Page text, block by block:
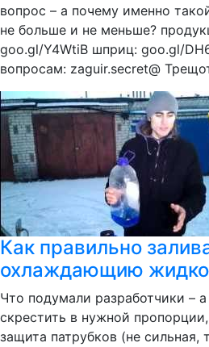
вопрос – а почему именно
не больше и не меньше?
goo.gl/Y4WtiB шприц: goo.gl/
вопросам: zaguir.secret@
Как правильно
охлаждающию
Что подумали разработчики –
скрестить в нужной
защита патрубков (не сильная,